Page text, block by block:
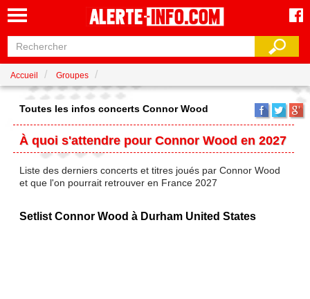
Accueil Groupes
Toutes les infos concerts Connor Wood
À quoi s'attendre pour Connor Wood en 2027
Liste des derniers concerts et titres joués par Connor Wood
et que l'on pourrait retrouver en France 2027
Setlist Connor Wood à Durham United States